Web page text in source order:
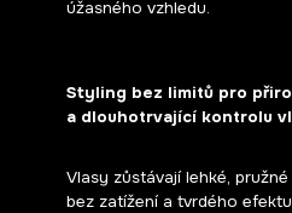
úžasného vzhledu.
Styling bez limitů pro
a dlouhotrvající kontrolu
Vlasy zůstávají lehké,
bez zatížení a tvrdého